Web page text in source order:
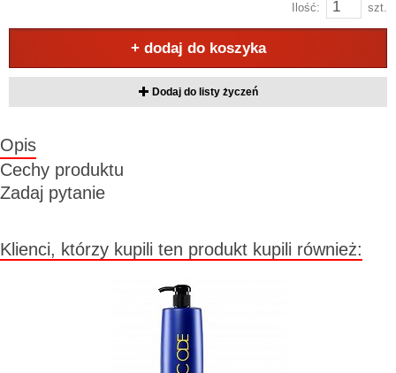
Ilość: szt.
+ dodaj do koszyka
Dodaj do listy życzeń
Opis
Cechy produktu
Zadaj pytanie
Klienci, którzy kupili ten produkt kupili również: